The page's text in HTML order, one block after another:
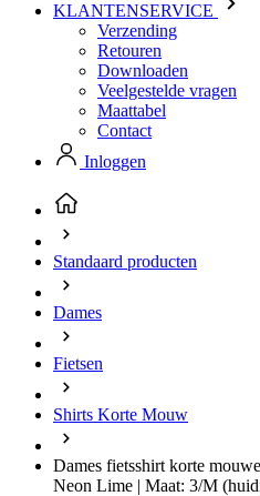
KLANTENSERVICE
Verzending
Retouren
Downloaden
Veelgestelde vragen
Maattabel
Contact
Inloggen
Standaard producten
Dames
Fietsen
Shirts Korte Mouw
Dames fietsshirt korte
Neon Lime | Maat: 3/M